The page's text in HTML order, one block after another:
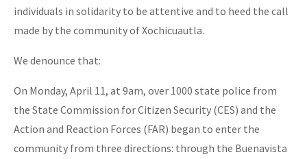
individuals in solidarity to be attentive and to heed the call
made by the community of Xochicuautla.
We denounce that:
On Monday, April 11, at 9am, over 1000 state police from
the State Commission for Citizen Security (CES) and the
Action and Reaction Forces (FAR) began to enter the
community from three directions: through the Buenavista